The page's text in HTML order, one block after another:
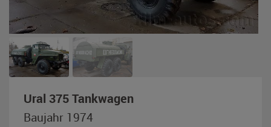
Ural 375 Tankwagen,
Baujahr 1974